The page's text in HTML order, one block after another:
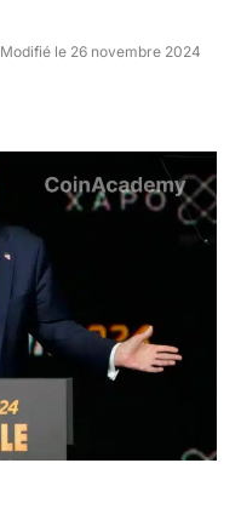
Modifié le 26 novembre 2024